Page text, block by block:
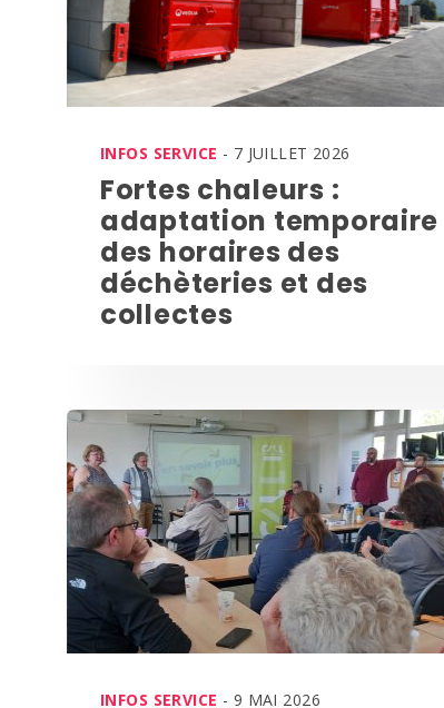
INFOS SERVICE - 7 JUILLET 2026
Fortes chaleurs :
adaptation temporaire
des horaires des
déchèteries et des
collectes
INFOS SERVICE - 9 MAI 2026